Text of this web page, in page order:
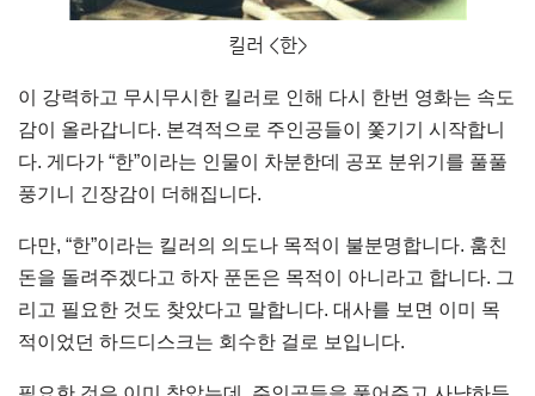
킬러 <한>
이 강력하고 무시무시한 킬러로 인해 다시 한번 영화는 속도
감이 올라갑니다. 본격적으로 주인공들이 쫓기기 시작합니
다. 게다가 “한”이라는 인물이 차분한데 공포 분위기를 풀풀
풍기니 긴장감이 더해집니다.
다만, “한”이라는 킬러의 의도나 목적이 불분명합니다. 훔친
돈을 돌려주겠다고 하자 푼돈은 목적이 아니라고 합니다. 그
리고 필요한 것도 찾았다고 말합니다. 대사를 보면 이미 목
적이었던 하드디스크는 회수한 걸로 보입니다.